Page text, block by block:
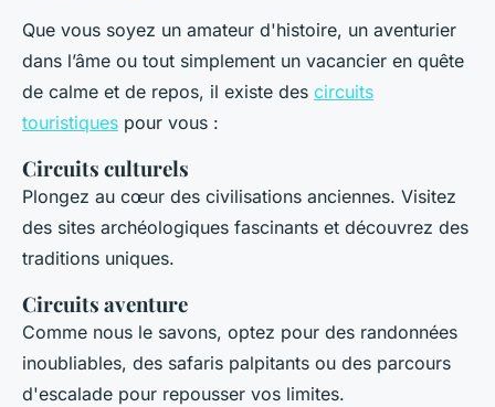
Que vous soyez un amateur d'histoire, un aventurier
dans l’âme ou tout simplement un vacancier en quête
de calme et de repos, il existe des circuits
touristiques pour vous :
Circuits culturels
Plongez au cœur des civilisations anciennes. Visitez
des sites archéologiques fascinants et découvrez des
traditions uniques.
Circuits aventure
Comme nous le savons, optez pour des randonnées
inoubliables, des safaris palpitants ou des parcours
d'escalade pour repousser vos limites.